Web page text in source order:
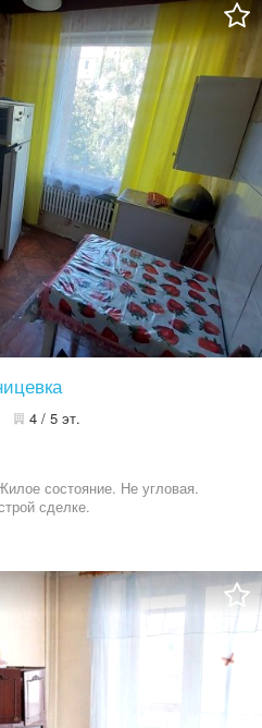
4 / 5 эт.
состояние. Не угловая.
сделке.